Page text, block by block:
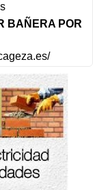
BAÑERA POR